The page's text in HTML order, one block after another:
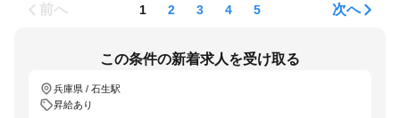
前へ 1 2 3 4 5 次へ
この条件の新着求人を受け取る
兵庫県 / 石生駅
昇給あり